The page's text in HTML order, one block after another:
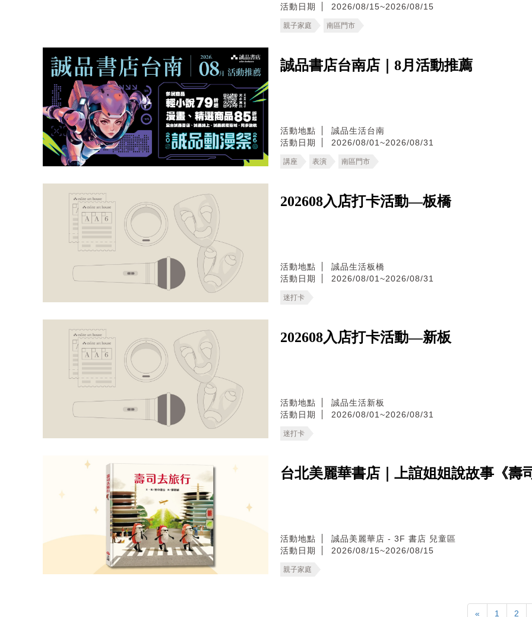
活動日期
2026/08/15~2026/08/15
親子家庭 南區門市
誠品書店台南店｜8月活動推薦
活動地點
誠品生活台南
活動日期
2026/08/01~2026/08/31
講座 表演 南區門市
202608入店打卡活動—板橋
活動地點
誠品生活板橋
活動日期
2026/08/01~2026/08/31
迷打卡
202608入店打卡活動—新板
活動地點
誠品生活新板
活動日期
2026/08/01~2026/08/31
迷打卡
台北美麗華書店｜上誼姐姐說故事《壽
活動地點
誠品美麗華店 - 3F 書店 兒童區
活動日期
2026/08/15~2026/08/15
親子家庭
« 1 2